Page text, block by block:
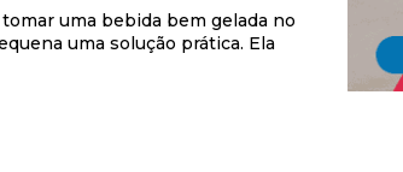
uma bebida bem gelada no
uma solução prática. Ela